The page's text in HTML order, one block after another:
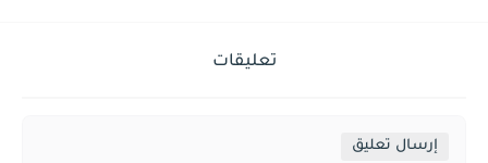
تعليقات
إرسال تعليق